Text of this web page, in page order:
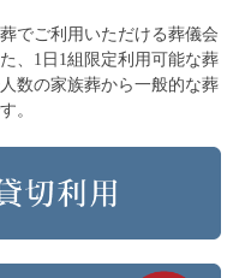
でご利用いただける葬儀会
た、1日1組限定利用可能な葬
数の家族葬から一般的な葬
。